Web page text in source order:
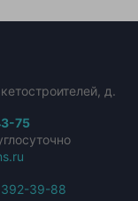
д.
75
39-88